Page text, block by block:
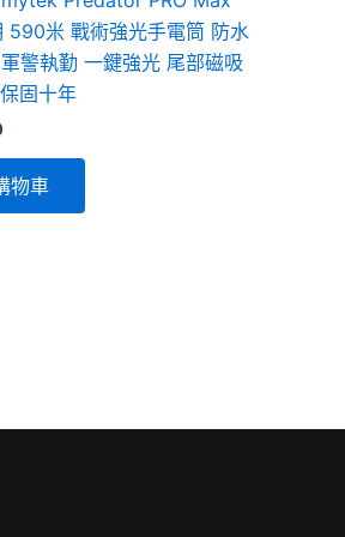
590米 戰術強光手電筒 防水
警執勤 一鍵強光 尾部磁吸
固十年
物車